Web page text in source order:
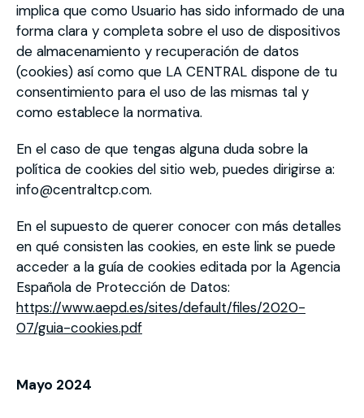
implica que como Usuario has sido informado de una
forma clara y completa sobre el uso de dispositivos
de almacenamiento y recuperación de datos
(cookies) así como que LA CENTRAL dispone de tu
consentimiento para el uso de las mismas tal y
como establece la normativa.
En el caso de que tengas alguna duda sobre la
política de cookies del sitio web, puedes dirigirse a:
info@centraltcp.com.
En el supuesto de querer conocer con más detalles
en qué consisten las cookies, en este link se puede
acceder a la guía de cookies editada por la Agencia
Española de Protección de Datos:
https://www.aepd.es/sites/default/files/2020-
07/guia-cookies.pdf
Mayo 2024